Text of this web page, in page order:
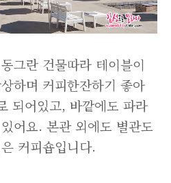
그란 건물따라 테이블이
하며 커피한잔하기 좋아
되어있고, 바깥에도 파라
어요. 본관 외에도 별관도
커피숍입니다.